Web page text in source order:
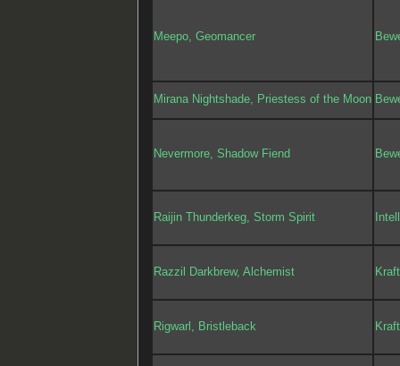
Meepo, Geomancer
Mirana Nightshade, Priestess of the Moon
Nevermore, Shadow Fiend
Raijin Thunderkeg, Storm Spirit
Razzil Darkbrew, Alchemist Kraft
Rigwarl, Bristleback Kraft